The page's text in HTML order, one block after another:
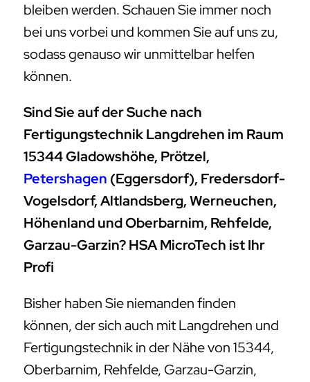
bleiben werden. Schauen Sie immer noch
bei uns vorbei und kommen Sie auf uns zu,
sodass genauso wir unmittelbar helfen
können.
Sind Sie auf der Suche nach
Fertigungstechnik Langdrehen im Raum
15344 Gladowshöhe, Prötzel,
Petershagen (Eggersdorf), Fredersdorf-
Vogelsdorf, Altlandsberg, Werneuchen,
Höhenland und Oberbarnim, Rehfelde,
Garzau-Garzin? HSA MicroTech ist Ihr
Profi
Bisher haben Sie niemanden finden
können, der sich auch mit Langdrehen und
Fertigungstechnik in der Nähe von 15344,
Oberbarnim, Rehfelde, Garzau-Garzin,